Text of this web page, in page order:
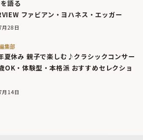
語る
ファビアン・ヨハネス・エッガー
28日
集部
夏休み 親子で楽しむ♪クラシックコンサー
OK・体験型・本格派 おすすめセレクショ
14日